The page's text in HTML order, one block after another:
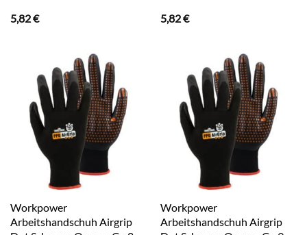
5,82€
5,82€
Workpower
Arbeitshandschuh Airgrip
Workpower
Arbeitshandschuh Airgrip